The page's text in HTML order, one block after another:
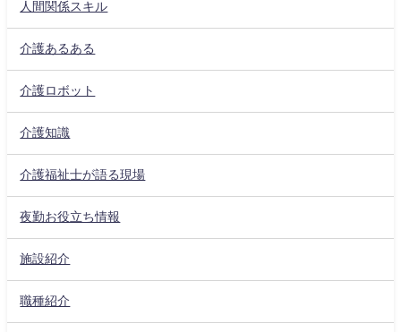
人間関係スキル
介護あるある
介護ロボット
介護知識
介護福祉士が語る現場
夜勤お役立ち情報
施設紹介
職種紹介